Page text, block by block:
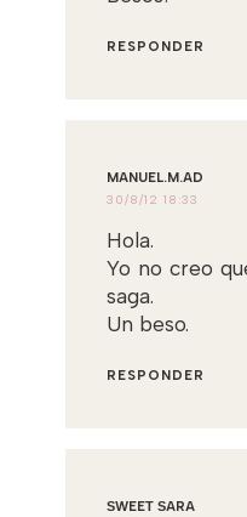
RESPONDER
MANUEL.M.AD
30/8/12 18:33
Hola.
Yo no creo
saga.
Un beso.
RESPONDER
ЅWEEТ ЅARA